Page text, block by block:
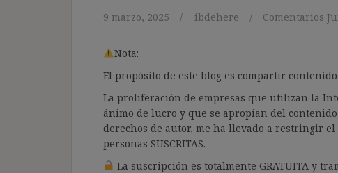
9 marzo, 2025 ibdehere Comentarios
Nota:
El propósito de este blog es compartir
La proliferación de empresas que utilizan la
ánimo de lucro y que se apropian del
derechos de autor, me ha llevado a restringir
personas SUSCRITAS.
La suscripción es totalmente GRATUITA y